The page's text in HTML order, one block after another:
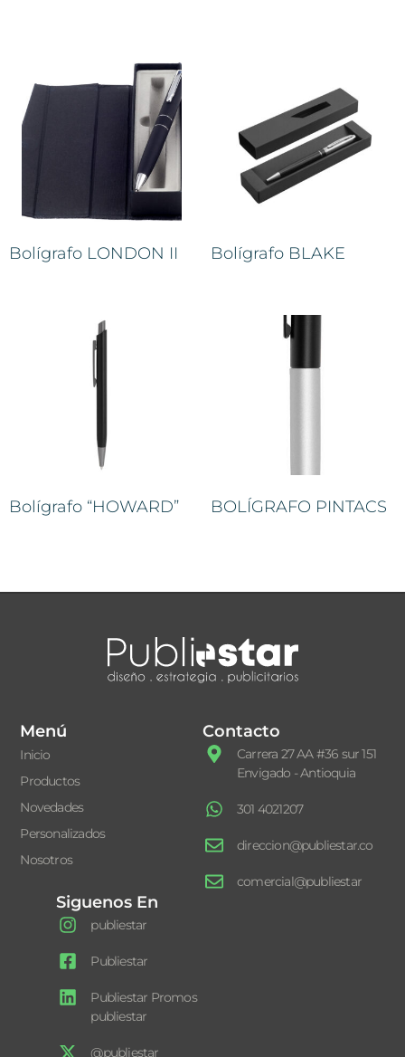
Bolígrafo LONDON II Bolígrafo BLAKE
Bolígrafo “HOWARD” BOLÍGRAFO PINTACS
Menú
Inicio
Productos
Novedades
Personalizados
Nosotros
Contacto
Carrera 27 AA #36 sur 151
Envigado - Antioquia
301 4021207
direccion@publiestar.co
comercial@publiestar
Siguenos En
publiestar
Publiestar
Publiestar Promos
publiestar
@publiestar